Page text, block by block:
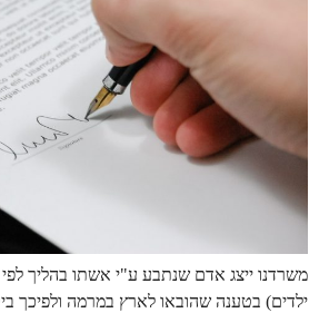
משרדנו ייצג אדם שנתבע ע"י אשתו בהליך
ילדים) בטענה שהובאו לארץ במרמה ולפיכך